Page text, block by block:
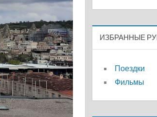
ИЗБРАННЫЕ
Поездки
Фильмы